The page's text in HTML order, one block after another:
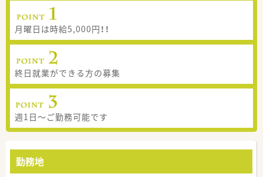
月曜日は時給5,000円！！
終日就業ができる方の募集
週1日～ご勤務可能です
勤務地